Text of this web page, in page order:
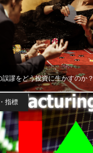
誤謬をどう投資に生かすのか？
指標